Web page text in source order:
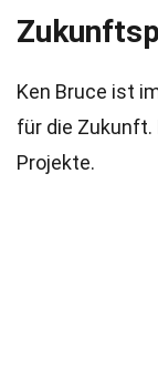
Ken Bruce ist
für die Zukunft.
Projekte.